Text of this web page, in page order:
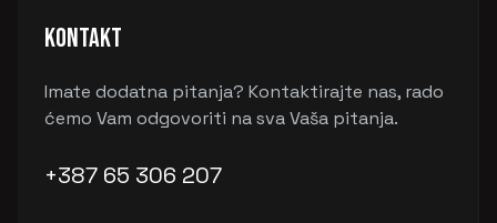
Kontakt
Imate dodatna pitanja? Kontaktirajte nas, rado
ćemo Vam odgovoriti na sva Vaša pitanja.
+387 65 306 207